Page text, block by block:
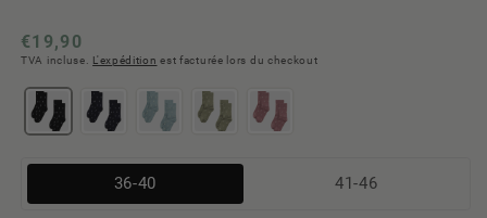
Prix
normal
€19,90
TVA incluse. L'expédition est facturée lors du checkout
36-40 41-46